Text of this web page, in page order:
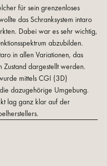
für sein grenzenloses
das Schranksystem intaro
Dabei war es sehr wichtig,
abzubilden.
in allen Variationen, das
Zustand dargestellt werden.
mittels CGI (3D)
dazugehörige Umgebung.
lag ganz klar auf der